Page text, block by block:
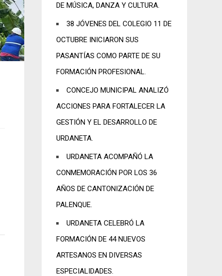
DE MÚSICA, DANZA Y CULTURA.
38 JÓVENES DEL COLEGIO 11 DE
OCTUBRE INICIARON SUS
PASANTÍAS COMO PARTE DE SU
FORMACIÓN PROFESIONAL.
CONCEJO MUNICIPAL ANALIZÓ
ACCIONES PARA FORTALECER LA
GESTIÓN Y EL DESARROLLO DE
URDANETA.
URDANETA ACOMPAÑÓ LA
CONMEMORACIÓN POR LOS 36
AÑOS DE CANTONIZACIÓN DE
PALENQUE.
URDANETA CELEBRÓ LA
FORMACIÓN DE 44 NUEVOS
ARTESANOS EN DIVERSAS
ESPECIALIDADES.